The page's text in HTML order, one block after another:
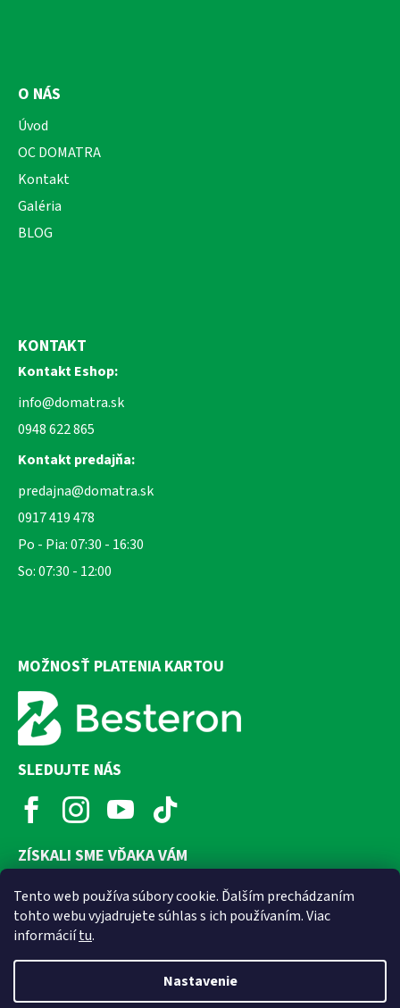
Tento web používa súbory cookie. Ďalším prechádzaním
tohto webu vyjadrujete súhlas s ich používaním. Viac
informáciítu.
Nastavenie
O NÁS
Úvod
OC DOMATRA
Kontakt
Galéria
BLOG
KONTAKT
Kontakt Eshop:
info@domatra.sk
0948 622 865
Kontakt predajňa:
predajna@domatra.sk
0917 419 478
Po - Pia: 07:30 - 16:30
So: 07:30 - 12:00
MOŽNOSŤ PLATENIA KARTOU
SLEDUJTE NÁS
ZÍSKALI SME VĎAKA VÁM